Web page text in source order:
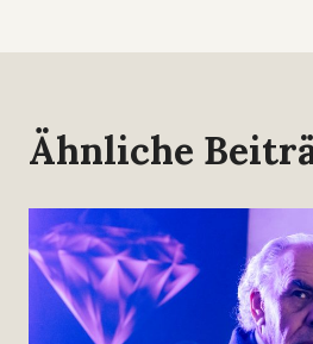
Ähnliche